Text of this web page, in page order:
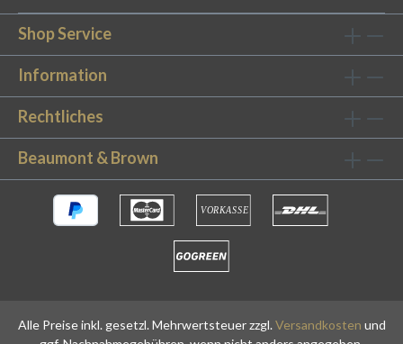
Shop Service
Information
Rechtliches
Beaumont & Brown
Alle Preise inkl. gesetzl. Mehrwertsteuer zzgl.Versandkosten und